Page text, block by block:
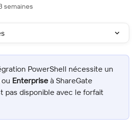
semaines
PowerShell nécessite un
ou Enterprise à ShareGate
pas disponible avec le forfait